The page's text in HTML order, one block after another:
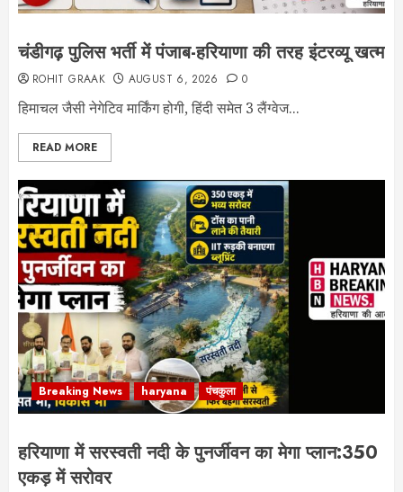
चंडीगढ़ पुलिस भर्ती में पंजाब-हरियाणा की तरह इंटरव्यू खत्म
ROHIT GRAAK AUGUST 6, 2026 0
हिमाचल जैसी नेगेटिव मार्किंग होगी, हिंदी समेत 3 लैंग्वेज...
READ MORE
Breaking News haryana पंचकुला
हरियाणा में सरस्वती नदी के पुनर्जीवन का मेगा प्लान:350
एकड़ में सरोवर